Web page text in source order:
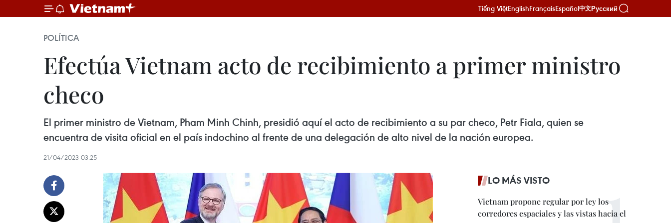
Tiếng ViệtEnglishFrançaisEspañol中文Русский
POLÍTICA
Efectúa Vietnam acto de recibimiento a primer ministro
checo
El primer ministro de Vietnam, Pham Minh Chinh, presidió aquí el acto de recibimiento a su par checo, Petr Fiala, quien se
encuentra de visita oficial en el país indochino al frente de una delegación de alto nivel de la nación europea.
21/04/2023 03:25
Efectúa Vietnam acto de recibimiento al primer ministro checo
Hanoi, 21 abr (VNA)- El primer ministro de Vietnam, Pham Minh Chinh, presidió aquí el acto de recibimiento a su par checo, Petr Fiala, quien se encuentra de visita oficial en el país indochino al frente de
una delegación de alto nivel de la nación europea.
Con posterioridad, ambos dirigentes iniciaron sus conversaciones en la sede del Gobierno vietnamita.
LO MÁS VISTO
Vietnam propone regular por ley los
corredores espaciales y las vistas hacia el